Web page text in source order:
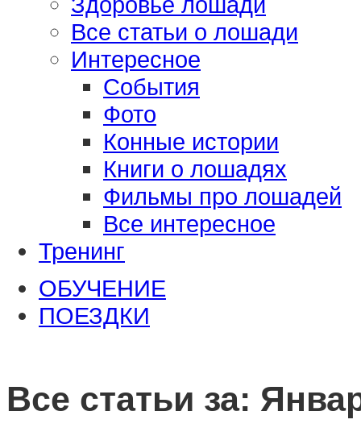
Все статьи о лошади
Интересное
События
Фото
Конные истории
Книги о лошадях
Фильмы про лошадей
Все интересное
Тренинг
ОБУЧЕНИЕ
ПОЕЗДКИ
Все статьи за: